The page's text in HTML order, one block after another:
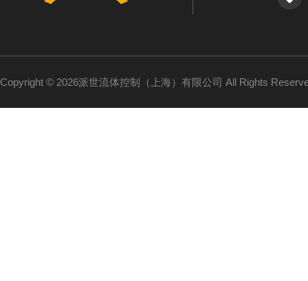
Copyright © 2026派世流体控制（上海）有限公司 All Rights